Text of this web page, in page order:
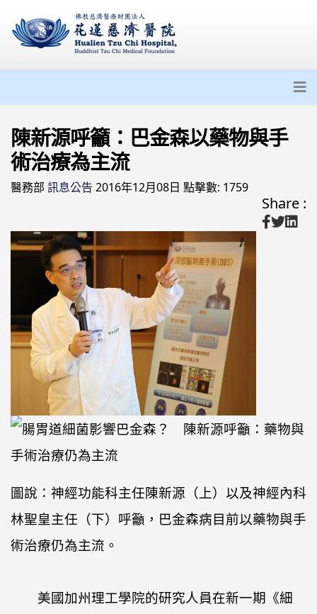
陳新源呼籲：巴金森以藥物與手
術治療為主流
醫務部 訊息公告 2016年12月08日 點擊數: 1759
Share :
圖說：神經功能科主任陳新源（上）以及神經內科
林聖皇主任（下）呼籲，巴金森病目前以藥物與手
術治療仍為主流。
美國加州理工學院的研究人員在新一期《細